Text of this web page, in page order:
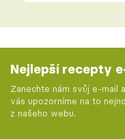
Nejlepší recepty
Zanechte nám svůj e-mail
vás upozorníme na to
z našeho webu.